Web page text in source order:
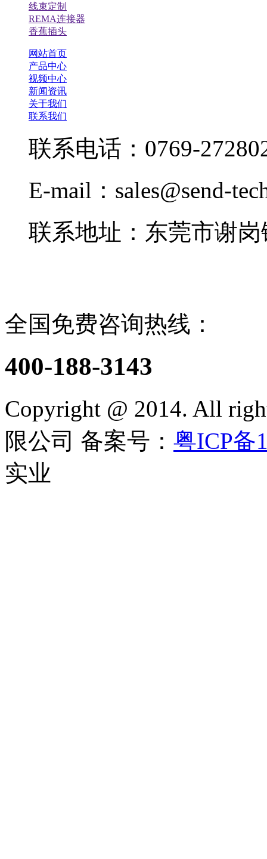
线束定制
REMA连接器
香蕉插头
网站首页
产品中心
视频中心
新闻资讯
关于我们
联系我们
联系电话：0769-
E-mail：sales@send-
联系地址：东莞市谢
全国免费咨询热线：
400-188-3143
Copyright @ 2014. All
限公司 备案号： 粤ICP备
实业